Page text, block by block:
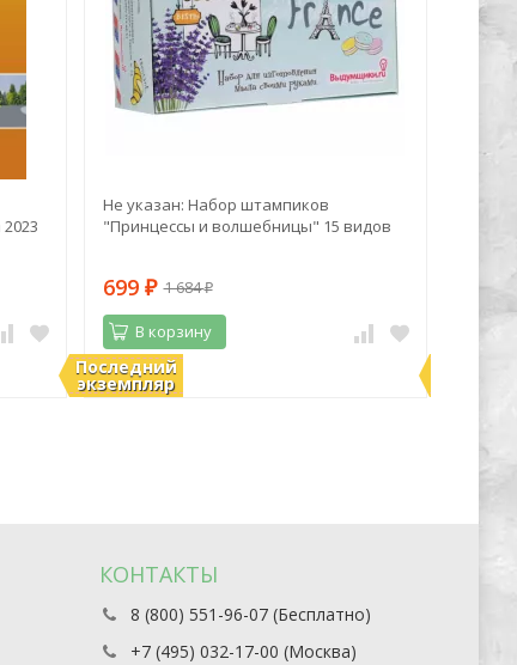
Последний
экземпляр
Не указан: Набор штампиков
"Принцессы и волшебницы" 15 видов
699 ₽ 1 684₽
В корзину
В наличии
1
КОНТАКТЫ
8 (800) 551-96-07 (Бесплатно)
+7 (495) 032-17-00 (Москва)